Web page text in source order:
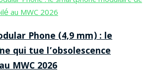
Phone (4,9 mm) : le
qui tue l’obsolescence
MWC 2026